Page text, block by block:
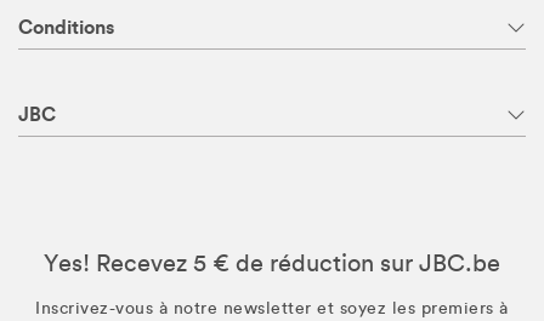
Conditions
JBC
Yes! Recevez 5 € de réduction sur JBC.be
Inscrivez-vous à notre newsletter et soyez les premiers à